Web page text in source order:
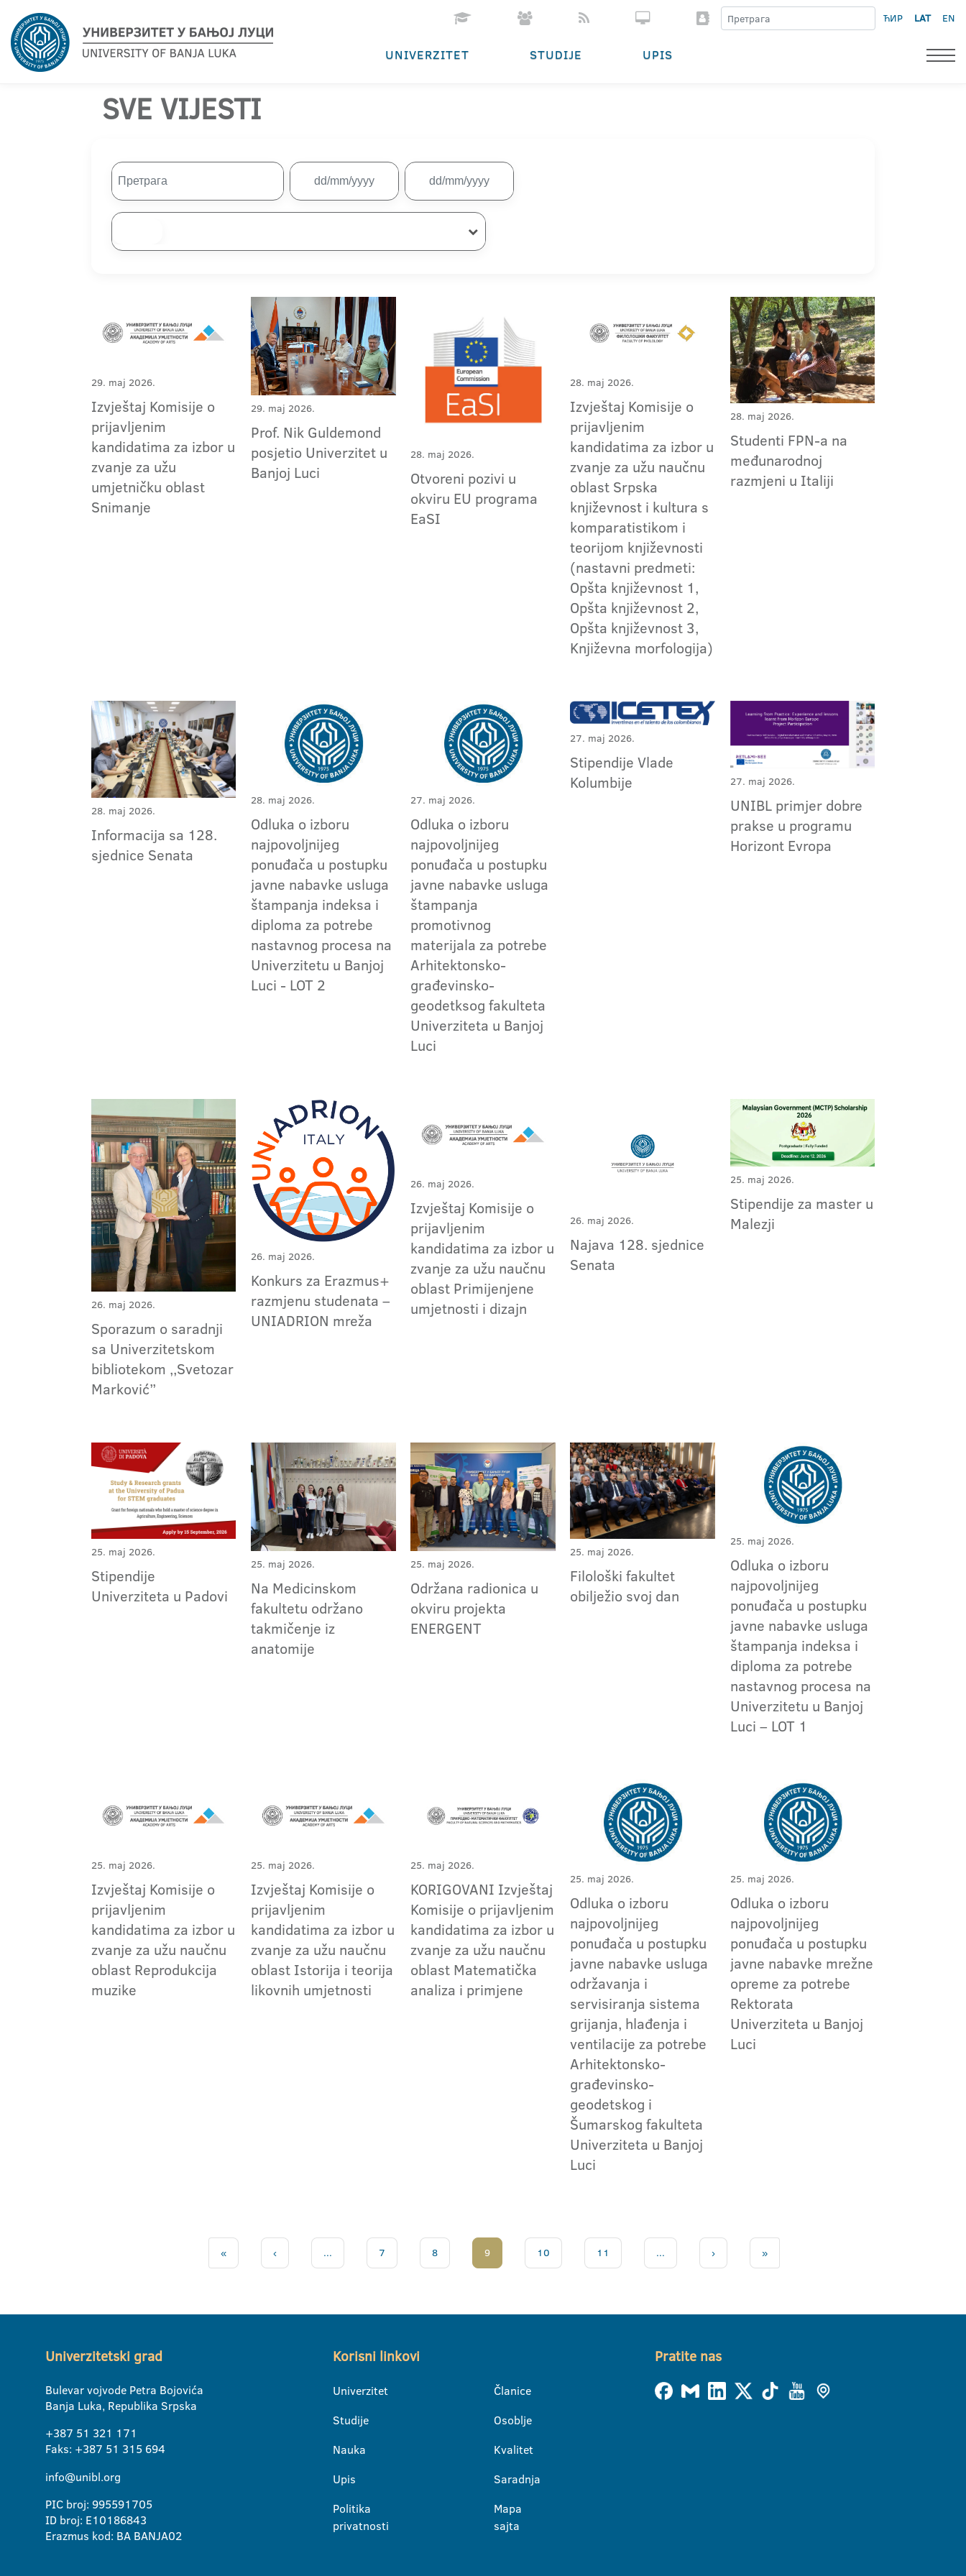
ЋИР LAT EN
UNIVERZITET STUDIJE UPIS
SVE VIJESTI
29. maj 2026.
Izvještaj Komisije o
prijavljenim
kandidatima za izbor u
zvanje za užu
umjetničku oblast
Snimanje
29. maj 2026.
Prof. Nik Guldemond
posjetio Univerzitet u
Banjoj Luci
28. maj 2026.
Otvoreni pozivi u
okviru EU programa
EaSI
28. maj 2026.
Izvještaj Komisije o
prijavljenim
kandidatima za izbor u
zvanje za užu naučnu
oblast Srpska
književnost i kultura s
komparatistikom i
teorijom književnosti
(nastavni predmeti:
Opšta književnost 1,
Opšta književnost 2,
Opšta književnost 3,
Književna morfologija)
28. maj 2026.
Studenti FPN-a na
međunarodnoj
razmjeni u Italiji
28. maj 2026.
Informacija sa 128.
sjednice Senata
28. maj 2026.
Odluka o izboru
najpovoljnijeg
ponuđača u postupku
javne nabavke usluga
štampanja indeksa i
diploma za potrebe
nastavnog procesa na
Univerzitetu u Banjoj
Luci - LOT 2
27. maj 2026.
Odluka o izboru
najpovoljnijeg
ponuđača u postupku
javne nabavke usluga
štampanja
promotivnog
materijala za potrebe
Arhitektonsko-
građevinsko-
geodetksog fakulteta
Univerziteta u Banjoj
Luci
27. maj 2026.
Stipendije Vlade
Kolumbije
27. maj 2026.
UNIBL primjer dobre
prakse u programu
Horizont Evropa
26. maj 2026.
Sporazum o saradnji
sa Univerzitetskom
bibliotekom ,,Svetozar
Marković”
26. maj 2026.
Konkurs za Erazmus+
razmjenu studenata –
UNIADRION mreža
26. maj 2026.
Izvještaj Komisije o
prijavljenim
kandidatima za izbor u
zvanje za užu naučnu
oblast Primijenjene
umjetnosti i dizajn
26. maj 2026.
Najava 128. sjednice
Senata
25. maj 2026.
Stipendije za master u
Malezji
25. maj 2026.
Stipendije
Univerziteta u Padovi
25. maj 2026.
Na Medicinskom
fakultetu održano
takmičenje iz
anatomije
25. maj 2026.
Održana radionica u
okviru projekta
ENERGENT
25. maj 2026.
Filološki fakultet
obilježio svoj dan
25. maj 2026.
Odluka o izboru
najpovoljnijeg
ponuđača u postupku
javne nabavke usluga
štampanja indeksa i
diploma za potrebe
nastavnog procesa na
Univerzitetu u Banjoj
Luci – LOT 1
25. maj 2026.
Izvještaj Komisije o
prijavljenim
kandidatima za izbor u
zvanje za užu naučnu
oblast Reprodukcija
muzike
25. maj 2026.
Izvještaj Komisije o
prijavljenim
kandidatima za izbor u
zvanje za užu naučnu
oblast Istorija i teorija
likovnih umjetnosti
25. maj 2026.
KORIGOVANI Izvještaj
Komisije o prijavljenim
kandidatima za izbor u
zvanje za užu naučnu
oblast Matematička
analiza i primjene
25. maj 2026.
Odluka o izboru
najpovoljnijeg
ponuđača u postupku
javne nabavke usluga
održavanja i
servisiranja sistema
grijanja, hlađenja i
ventilacije za potrebe
Arhitektonsko-
građevinsko-
geodetskog i
Šumarskog fakulteta
Univerziteta u Banjoj
Luci
25. maj 2026.
Odluka o izboru
najpovoljnijeg
ponuđača u postupku
javne nabavke mrežne
opreme za potrebe
Rektorata
Univerziteta u Banjoj
Luci
« ‹ ... 7 8 9 10 11 ... › »
Univerzitetski grad
Bulevar vojvode Petra Bojovića
Banja Luka, Republika Srpska
+387 51 321 171
Faks: +387 51 315 694
info@unibl.org
PIC broj: 995591705
ID broj: E10186843
Erazmus kod: BA BANJA02
Korisni linkovi
Univerzitet
Studije
Nauka
Upis
Politika
privatnosti
Članice
Osoblje
Kvalitet
Saradnja
Mapa
sajta
Pratite nas